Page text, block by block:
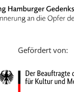
Gefördert von: